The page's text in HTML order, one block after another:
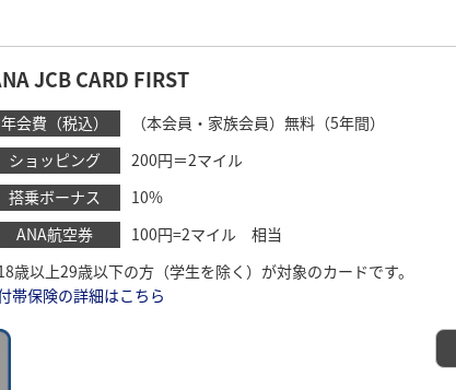
JCB CARD FIRST
年会費（税込）
（本会員・家族会員）無料（5年間）
ショッピング
200円＝2マイル
搭乗ボーナス
10%
ANA航空券
100円=2マイル 相当
歳以上29歳以下の方（学生を除く）が対象のカードです。
帯保険の詳細はこちら